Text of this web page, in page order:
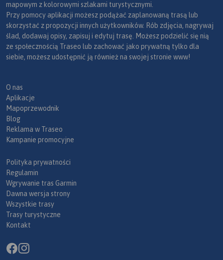
mapowym z kolorowymi szlakami turystycznymi.
Przy pomocy aplikacji możesz podążać zaplanowaną trasą lub
skorzystać z propozycji innych użytkowników. Rób zdjęcia, nagrywaj
ślad, dodawaj opisy, zapisuj i edytuj trasę. Możesz podzielić się nią
ze społecznością Traseo lub zachować jako prywatną tylko dla
siebie, możesz udostępnić ją również na swojej stronie www!
O nas
Aplikacje
Mapoprzewodnik
Blog
Reklama w Traseo
Kampanie promocyjne
Polityka prywatności
Regulamin
Wgrywanie tras Garmin
Dawna wersja strony
Wszystkie trasy
Trasy turystyczne
Kontakt